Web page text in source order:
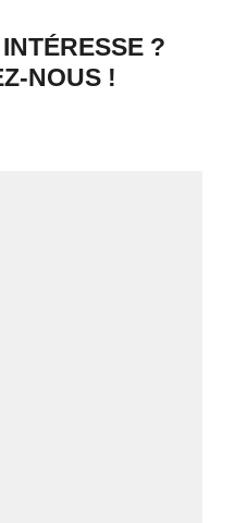
?
NOUS !